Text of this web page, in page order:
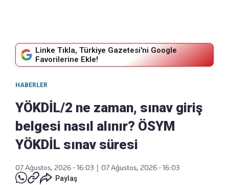
Linke Tıkla, Türkiye Gazetesi'ni Google
Favorilerine Ekle!
HABERLER
YÖKDİL/2 ne zaman, sınav giriş
belgesi nasıl alınır? ÖSYM
YÖKDİL sınav süresi
07 Ağustos, 2026 - 16:03
07 Ağustos, 2026 - 16:03
Paylaş